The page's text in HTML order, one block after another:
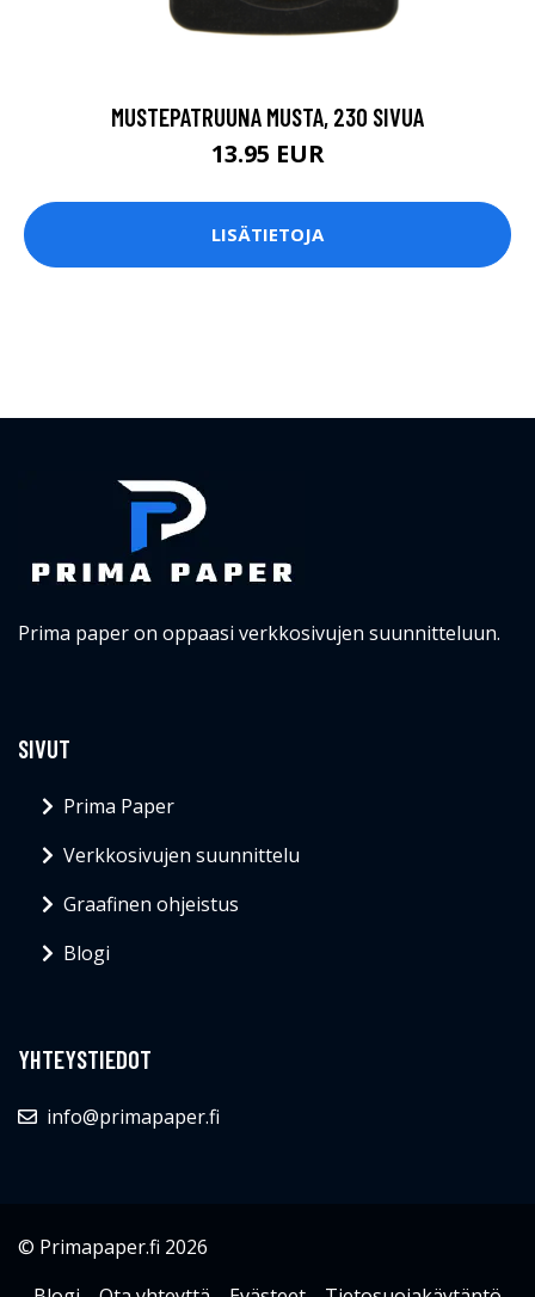
MUSTEPATRUUNA MUSTA, 230 SIVUA
13.95 EUR
LISÄTIETOJA
Prima paper on oppaasi verkkosivujen suunnitteluun.
SIVUT
Prima Paper
Verkkosivujen suunnittelu
Graafinen ohjeistus
Blogi
YHTEYSTIEDOT
info@primapaper.fi
© Primapaper.fi 2026